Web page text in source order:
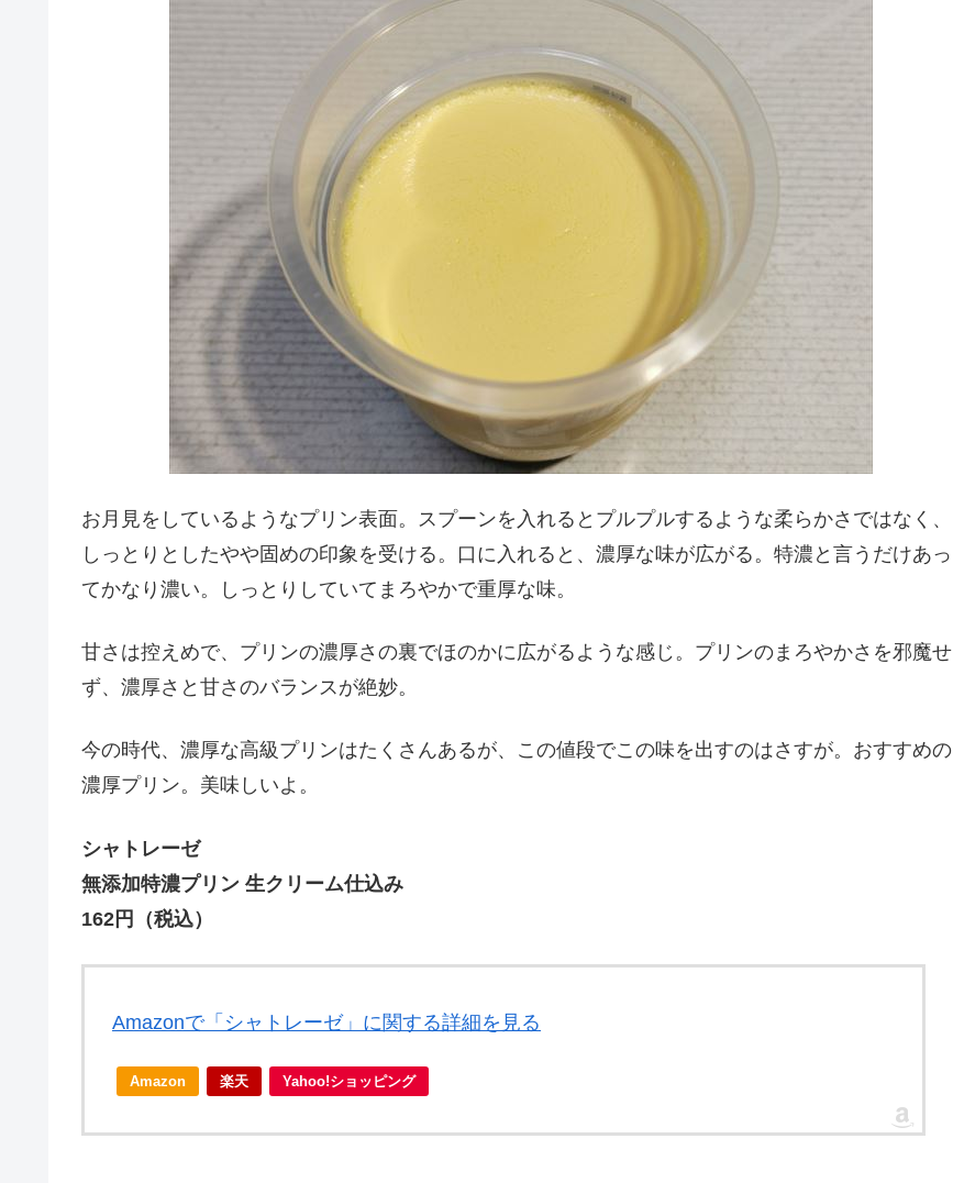
お月見をしているようなプリン表面。スプーンを入れるとプルプルするような柔らかさではなく、
しっとりとしたやや固めの印象を受ける。口に入れると、濃厚な味が広がる。特濃と言うだけあっ
てかなり濃い。しっとりしていてまろやかで重厚な味。
甘さは控えめで、プリンの濃厚さの裏でほのかに広がるような感じ。プリンのまろやかさを邪魔せ
ず、濃厚さと甘さのバランスが絶妙。
今の時代、濃厚な高級プリンはたくさんあるが、この値段でこの味を出すのはさすが。おすすめの
濃厚プリン。美味しいよ。
シャトレーゼ
無添加特濃プリン 生クリーム仕込み
162円（税込）
Amazonで「シャトレーゼ」に関する詳細を見る
Amazon 楽天 Yahoo!ショッピング